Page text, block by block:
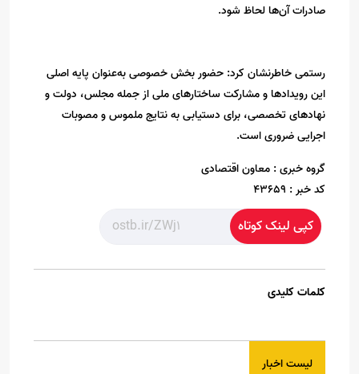
صادرات آن‌ها لحاظ شود.
رستمی خاطرنشان کرد: حضور بخش خصوصی به‌عنوان پایه اصلی
این رویدادها و مشارکت ساختارهای ملی از جمله مجلس، دولت و
نهادهای تخصصی، برای دستیابی به نتایج ملموس و مصوبات
اجرایی ضروری است.
گروه خبری : معاون اقتصادی
کد خبر : 43659
کپی لینک کوتاه
کلمات کلیدی
لیست اخبار